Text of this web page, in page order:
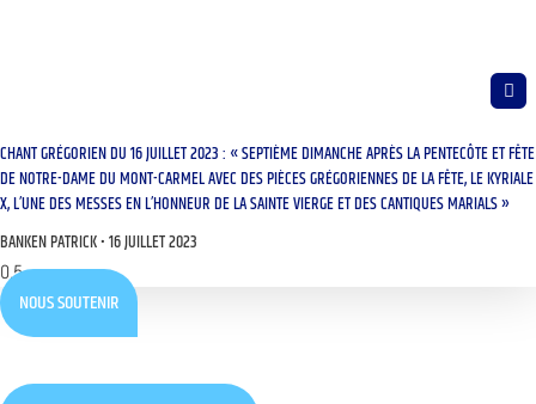
CHANT GRÉGORIEN DU 16 JUILLET 2023 : « SEPTIÈME DIMANCHE APRÈS LA PENTECÔTE ET FÊTE
DE NOTRE-DAME DU MONT-CARMEL AVEC DES PIÈCES GRÉGORIENNES DE LA FÊTE, LE KYRIALE
X, L’UNE DES MESSES EN L’HONNEUR DE LA SAINTE VIERGE ET DES CANTIQUES MARIALS »
BANKEN PATRICK 16 JUILLET 2023
NOUS SOUTENIR